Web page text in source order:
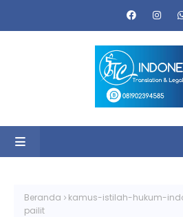
Beranda kamus-istilah-hukum-
pailit